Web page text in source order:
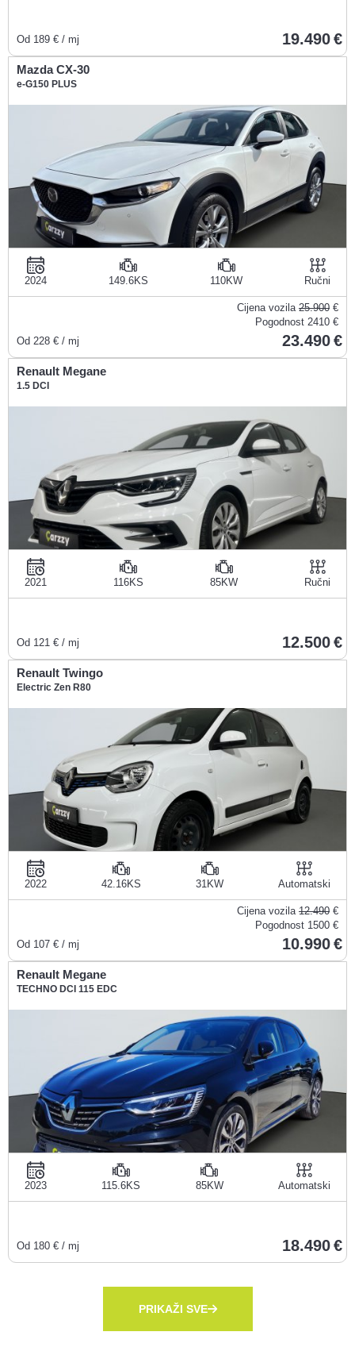
Od 189 € / mj 19.490
Mazda CX-30
e-G150 PLUS
2024 149.6KS 110KW Ručni
Cijena vozila 25.900 €
Pogodnost 2410 €
Od 228 € / mj 23.490
Renault Megane
1.5 DCI
2021 116KS 85KW Ručni
Od 121 € / mj 12.500
Renault Twingo
Electric Zen R80
2022 42.16KS 31KW Automatski
Cijena vozila 12.490 €
Pogodnost 1500 €
Od 107 € / mj 10.990
Renault Megane
TECHNO DCI 115 EDC
2023 115.6KS 85KW Automatski
Od 180 € / mj 18.490
PRIKAŽI SVE